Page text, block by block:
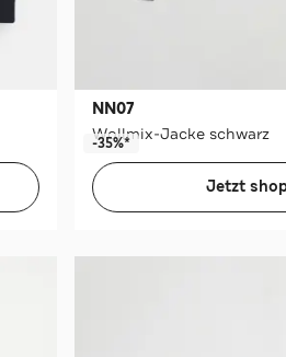
NN07
Wollmix-Jacke schwarz
-35%*
Jetzt